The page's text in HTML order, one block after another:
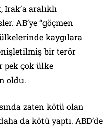
aralıklı
AB’ye “göçmen
kaygılara
bir terör
pek çok ülke
oldu.
zaten kötü olan
da kötü yaptı. ABD’de